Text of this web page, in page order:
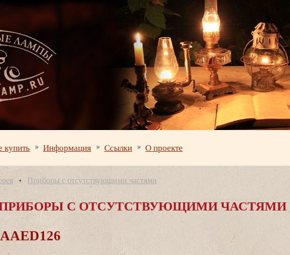
купить Информация Ссылки О проекте
Приборы с отсутствующими частями
С ОТСУТСТВУЮЩИМИ ЧАСТЯМИ